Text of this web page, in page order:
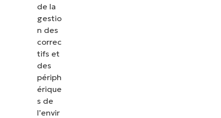
de la
gestio
n des
correc
tifs et
des
périph
érique
s de
l’envir